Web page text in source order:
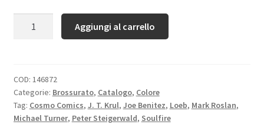
Aggiungi al carrello
COD: 146872
Categorie: Brossurato, Catalogo, Colore
Tag: Cosmo Comics, J. T. Krul, Joe Benitez, Loeb, Mark Roslan,
Michael Turner, Peter Steigerwald, Soulfire